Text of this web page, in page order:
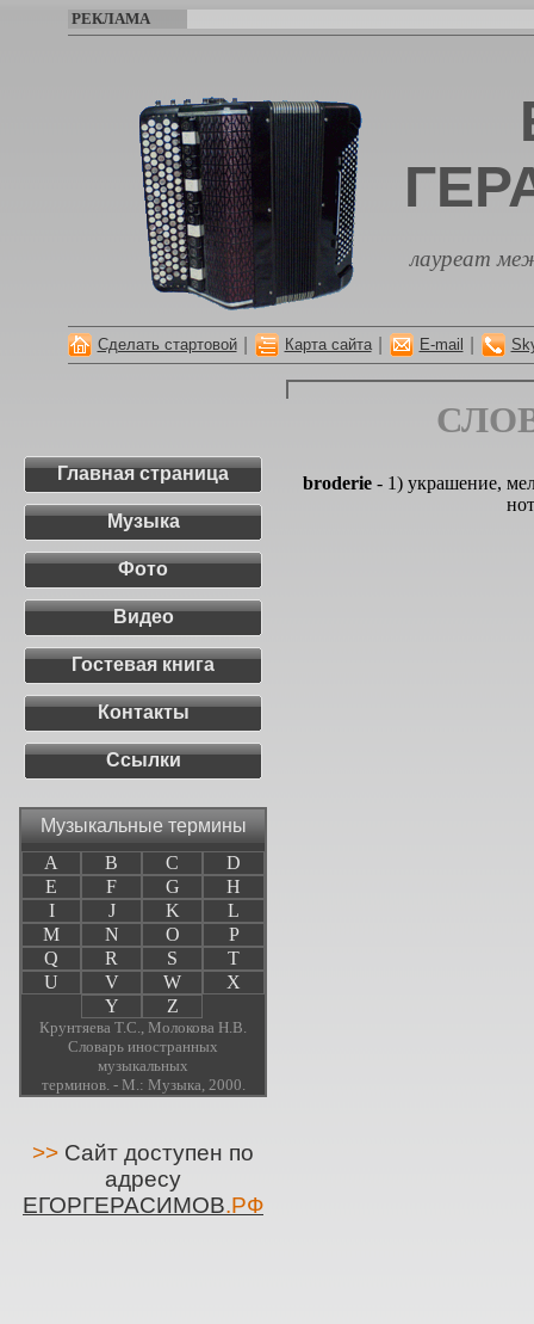
РЕКЛАМА
лауреат
Сделать стартовой Карта сайта E-mail
Главная страница
Музыка
Фото
Видео
Гостевая книга
Контакты
Ссылки
Музыкальные термины
A
B C
D
E
F G
H
I
J K
L
M
N O
P
Q
R S
T
U
V W
X
Y
Z
Крунтяева Т.С., Молокова Н.В.
Словарь иностранных
музыкальных
терминов. - М.: Музыка, 2000.
>> Сайт доступен по
адресу
ЕГОРГЕРАСИМОВ.РФ
broderie- 1) украшение,